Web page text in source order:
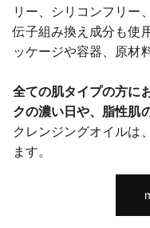
リー、シリコンフリー
伝子組み換え成分も使
ッケージや容器、原材
全ての肌タイプの方に
クの濃い日や、脂性肌
クレンジングオイルは
ます。